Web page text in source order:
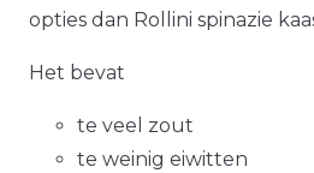
opties dan Rollini spinazie
Het bevat
te veel zout
te weinig eiwitten